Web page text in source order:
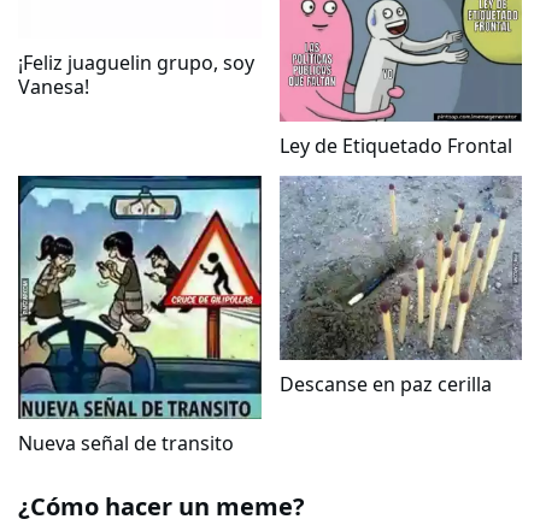
¡Feliz juaguelin grupo, soy
Vanesa!
Ley de Etiquetado Frontal
Nueva señal de transito
Descanse en paz cerilla
¿Cómo hacer un meme?